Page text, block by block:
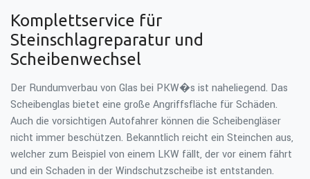
Komplettservice für
Steinschlagreparatur und
Scheibenwechsel
Der Rundumverbau von Glas bei PKW�s ist naheliegend. Das
Scheibenglas bietet eine große Angriffsfläche für Schäden.
Auch die vorsichtigen Autofahrer können die Scheibengläser
nicht immer beschützen. Bekanntlich reicht ein Steinchen aus,
welcher zum Beispiel von einem LKW fällt, der vor einem fährt
und ein Schaden in der Windschutzscheibe ist entstanden.